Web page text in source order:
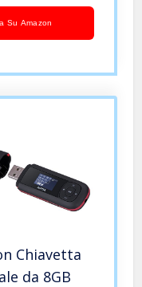
Su Amazon
Chiavetta
da 8GB